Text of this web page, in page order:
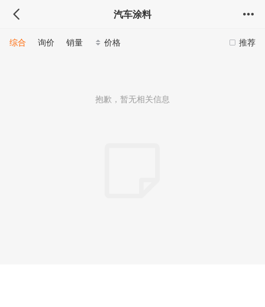
汽车涂料
推荐
综合 询价 销量 价格
抱歉，暂无相关信息